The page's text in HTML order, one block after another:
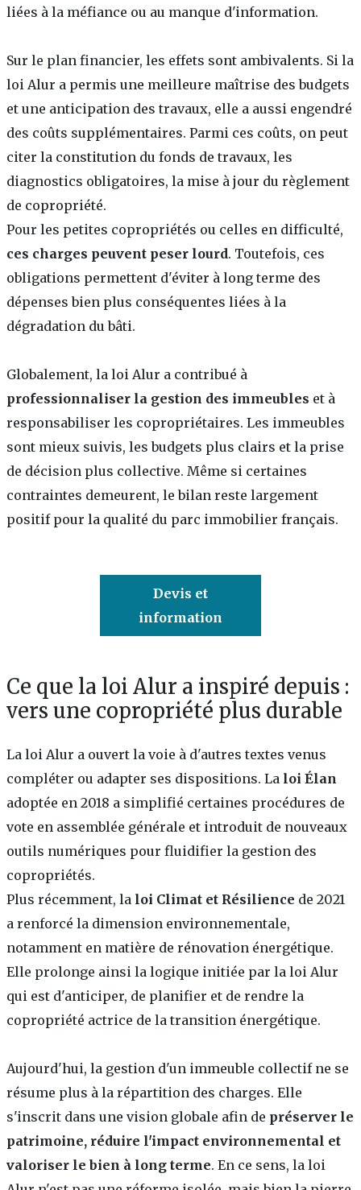
liées à la méfiance ou au manque d'information.
Sur le plan financier, les effets sont ambivalents. Si la
loi Alur a permis une meilleure maîtrise des budgets
et une anticipation des travaux, elle a aussi engendré
des coûts supplémentaires. Parmi ces coûts, on peut
citer la constitution du fonds de travaux, les
diagnostics obligatoires, la mise à jour du règlement
de copropriété.
Pour les petites copropriétés ou celles en difficulté,
ces charges peuvent peser lourd. Toutefois, ces
obligations permettent d'éviter à long terme des
dépenses bien plus conséquentes liées à la
dégradation du bâti.
Globalement, la loi Alur a contribué à
professionnaliser la gestion des immeubles et à
responsabiliser les copropriétaires. Les immeubles
sont mieux suivis, les budgets plus clairs et la prise
de décision plus collective. Même si certaines
contraintes demeurent, le bilan reste largement
positif pour la qualité du parc immobilier français.
Devis et
information
Ce que la loi Alur a inspiré depuis :
vers une copropriété plus durable
La loi Alur a ouvert la voie à d'autres textes venus
compléter ou adapter ses dispositions. La loi Élan
adoptée en 2018 a simplifié certaines procédures de
vote en assemblée générale et introduit de nouveaux
outils numériques pour fluidifier la gestion des
copropriétés.
Plus récemment, la loi Climat et Résilience de 2021
a renforcé la dimension environnementale,
notamment en matière de rénovation énergétique.
Elle prolonge ainsi la logique initiée par la loi Alur
qui est d'anticiper, de planifier et de rendre la
copropriété actrice de la transition énergétique.
Aujourd'hui, la gestion d'un immeuble collectif ne se
résume plus à la répartition des charges. Elle
s'inscrit dans une vision globale afin de préserver le
patrimoine, réduire l'impact environnemental et
valoriser le bien à long terme. En ce sens, la loi